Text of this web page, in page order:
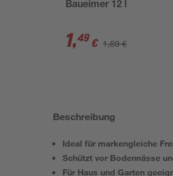
Baueimer 12 l
1,49 € 1,69 €
Beschreibung
Ideal für markengleiche
Schützt vor Bodennässe
Für Haus und Garten